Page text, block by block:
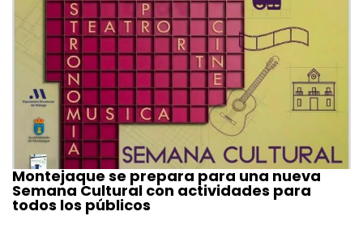
Montejaque se prepara para una nueva
Semana Cultural con actividades para
todos los públicos